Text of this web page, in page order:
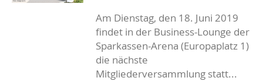
Am Dienstag, den 18. Juni 2019
findet in der Business-Lounge der
Sparkassen-Arena (Europaplatz 1)
die nächste
Mitgliederversammlung statt...